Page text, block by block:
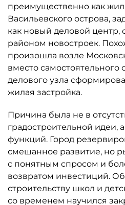
преимущественно как
Васильевского острова,
как новый деловой центр,
районом новостроек.
произошла возле
вместо самостоятельного
делового узла
жилая застройка.
Причина была не в
градостроительной идеи,
функций. Город
смешанное развитие, но
с понятным спросом и
возвратом инвестиций.
строительству школ и
со временем научился